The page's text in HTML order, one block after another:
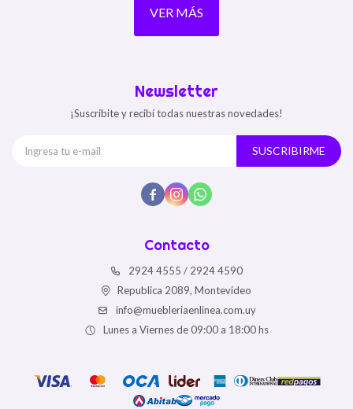
VER MÁS
Contacto
2924 4555 / 2924 4590
Republica 2089, Montevideo
info@muebleriaenlinea.com.uy
Lunes a Viernes de 09:00 a 18:00 hs
Newsletter
¡Suscribite y recibí todas nuestras novedades!
SUSCRIBIRME
  